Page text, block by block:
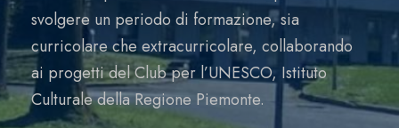
svolgere un periodo di formazione, sia
curricolare che extracurricolare, collaborando
ai progetti del Club per l’UNESCO, Istituto
Culturale della Regione Piemonte.